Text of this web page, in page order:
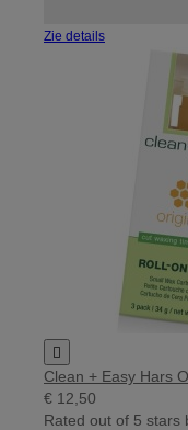
Zie details

Clean + Easy Hars
€ 12,50
Rated out of 5 stars